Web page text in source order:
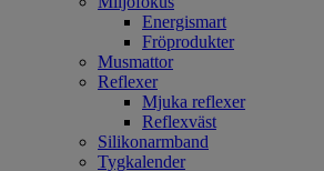
Energismart
Fröprodukter
Musmattor
Reflexer
Mjuka reflexer
Reflexväst
Silikonarmband
Tygkalender